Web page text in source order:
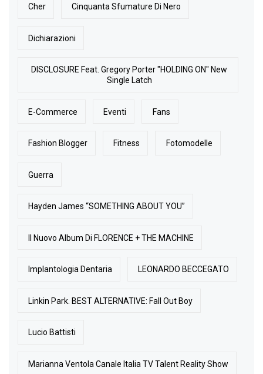
Cher Cinquanta Sfumature Di Nero
Dichiarazioni
DISCLOSURE Feat. Gregory Porter "HOLDING ON" New
Single Latch
E-Commerce Eventi Fans
Fashion Blogger Fitness Fotomodelle
Guerra
Hayden James “SOMETHING ABOUT YOU”
Il Nuovo Album Di FLORENCE + THE MACHINE
Implantologia Dentaria LEONARDO BECCEGATO
Linkin Park. BEST ALTERNATIVE: Fall Out Boy
Lucio Battisti
Marianna Ventola Canale Italia TV Talent Reality Show